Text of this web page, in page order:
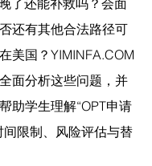
了还能补救吗？会面
还有其他合法路径可
美国？YIMINFA.COM
面分析这些问题，并
助学生理解“OPT申请
间限制、风险评估与替